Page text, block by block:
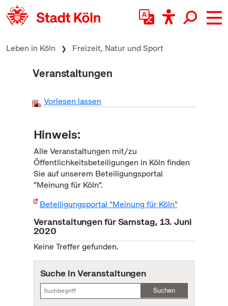
zum Inhalt springen
Leben in Köln Freizeit, Natur und Sport
Veranstaltungen
Vorlesen lassen
Hinweis:
Alle Veranstaltungen mit/zu
Öffentlichkeitsbeteiligungen in Köln finden
Sie auf unserem Beteiligungsportal
"Meinung für Köln".
Beteiligungsportal "Meinung für Köln"
Veranstaltungen für Samstag, 13. Juni
2020
Keine Treffer gefunden.
Suche in Veranstaltungen
Suchen